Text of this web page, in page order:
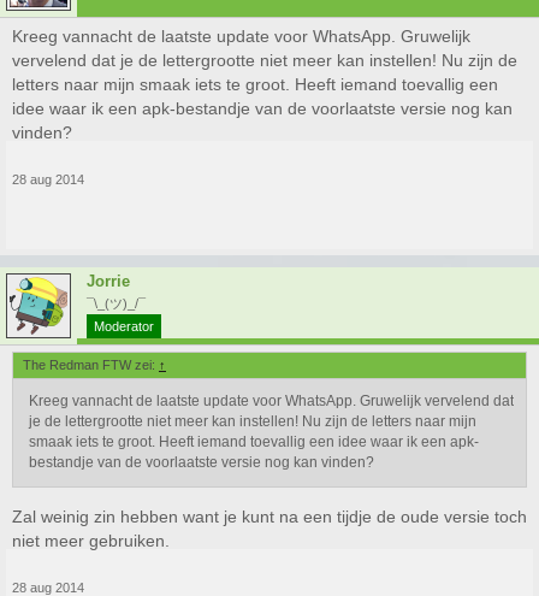
Kreeg vannacht de laatste update voor WhatsApp. Gruwelijk
vervelend dat je de lettergrootte niet meer kan instellen! Nu zijn de
letters naar mijn smaak iets te groot. Heeft iemand toevallig een
idee waar ik een apk-bestandje van de voorlaatste versie nog kan
vinden?
28 aug 2014
Jorrie
¯\_(ツ)_/¯
Moderator
The Redman FTW zei: ↑
Kreeg vannacht de laatste update voor WhatsApp. Gruwelijk vervelend dat
je de lettergrootte niet meer kan instellen! Nu zijn de letters naar mijn
smaak iets te groot. Heeft iemand toevallig een idee waar ik een apk-
bestandje van de voorlaatste versie nog kan vinden?
Zal weinig zin hebben want je kunt na een tijdje de oude versie toch
niet meer gebruiken.
28 aug 2014